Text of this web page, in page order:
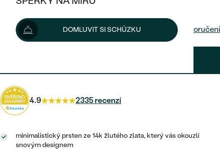
KOMBINOVANÉ ZLATO
DLE STYLU
ETERNITY
POSTRANNÍ KAMENY
HALO
VINTAGE
SNUBNÍ A ZÁSNUBNÍ SETY
NETRADIČNÍ
VÝPRODEJ
KDYŽ ŠPERKY POMÁHAJÍ
DLE TYPU
NÁUŠNICE
PRSTENY
PŘÍVĚSKY
PLATINOVÉ
PECKOVÉ
KRUHOVÉ
MINIMALISTICKÉ
ZLATÉ
STŘÍBRNÉ
DLE STYLU
SOLITÉR
NAROZENÍ DÍTĚTE
ŠPERKY SKLADEM
VÝPRODEJ
DLE MATERIÁLU
ZLATÉ
PLATINOVÉ
DOMLUVIT SI SCHŮZKU
9 090 Kč
Dodání do 24 hod. nebo ihnedna prodejně Možnosti doručení
4.9 2335 recenzí
minimalistický prsten ze 14k žlutého zlata, který vás okouzlí
snovým designem